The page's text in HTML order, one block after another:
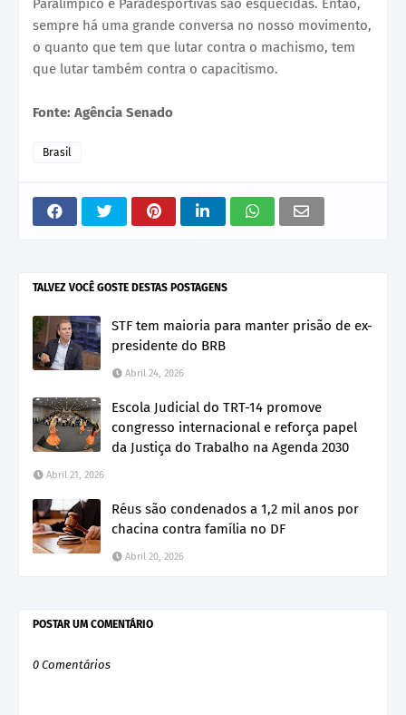
Paralímpico e Paradesportivas são esquecidas. Então,
sempre há uma grande conversa no nosso movimento,
o quanto que tem que lutar contra o machismo, tem
que lutar também contra o capacitismo.
Fonte: Agência Senado
Brasil
TALVEZ VOCÊ GOSTE DESTAS POSTAGENS
STF tem maioria para manter prisão de ex-
presidente do BRB
Abril 24, 2026
Escola Judicial do TRT-14 promove
congresso internacional e reforça papel
da Justiça do Trabalho na Agenda 2030
Abril 21, 2026
Réus são condenados a 1,2 mil anos por
chacina contra família no DF
Abril 20, 2026
POSTAR UM COMENTÁRIO
0 Comentários